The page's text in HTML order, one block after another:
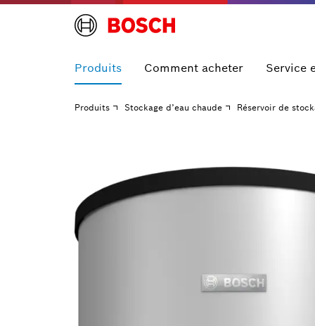
Produits Comment acheter Service
Produits Stockage d’eau chaude Réservoir de